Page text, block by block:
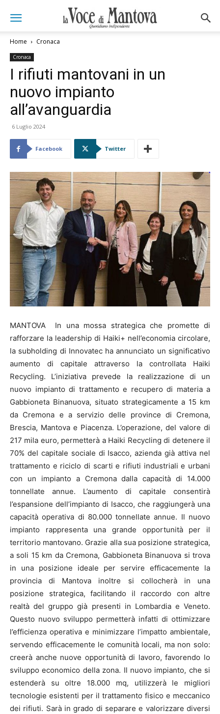
Home Cronaca
Cronaca
I rifiuti mantovani in un
nuovo impianto
all’avanguardia
6 Luglio 2024
Facebook Twitter
MANTOVA In una mossa strategica che promette di
rafforzare la leadership di Haiki+ nell’economia circolare,
la subholding di Innovatec ha annunciato un significativo
aumento di capitale attraverso la controllata Haiki
Recycling. L’iniziativa prevede la realizzazione di un
nuovo impianto di trattamento e recupero di materia a
Gabbioneta Binanuova, situato strategicamente a 15 km
da Cremona e a servizio delle province di Cremona,
Brescia, Mantova e Piacenza. L’operazione, del valore di
217 mila euro, permetterà a Haiki Recycling di detenere il
70% del capitale sociale di Isacco, azienda già attiva nel
trattamento e riciclo di scarti e rifiuti industriali e urbani
con un impianto a Cremona dalla capacità di 14.000
tonnellate annue. L’aumento di capitale consentirà
l’espansione dell’impianto di Isacco, che raggiungerà una
capacità operativa di 80.000 tonnellate annue. Il nuovo
impianto rappresenta una grande opportunità per il
territorio mantovano. Grazie alla sua posizione strategica,
a soli 15 km da Cremona, Gabbioneta Binanuova si trova
in una posizione ideale per servire efficacemente la
provincia di Mantova inoltre si collocherà in una
posizione strategica, facilitando il raccordo con altre
realtà del gruppo già presenti in Lombardia e Veneto.
Questo nuovo sviluppo permetterà infatti di ottimizzare
l’efficienza operativa e minimizzare l’impatto ambientale,
servendo efficacemente le comunità locali, ma non solo:
creerà anche nuove opportunità di lavoro, favorendo lo
sviluppo economico della zona. Il nuovo impianto, che si
estenderà su oltre 18.000 mq, utilizzerà le migliori
tecnologie esistenti per il trattamento fisico e meccanico
dei rifiuti. Sarà in grado di separare e valorizzare diversi